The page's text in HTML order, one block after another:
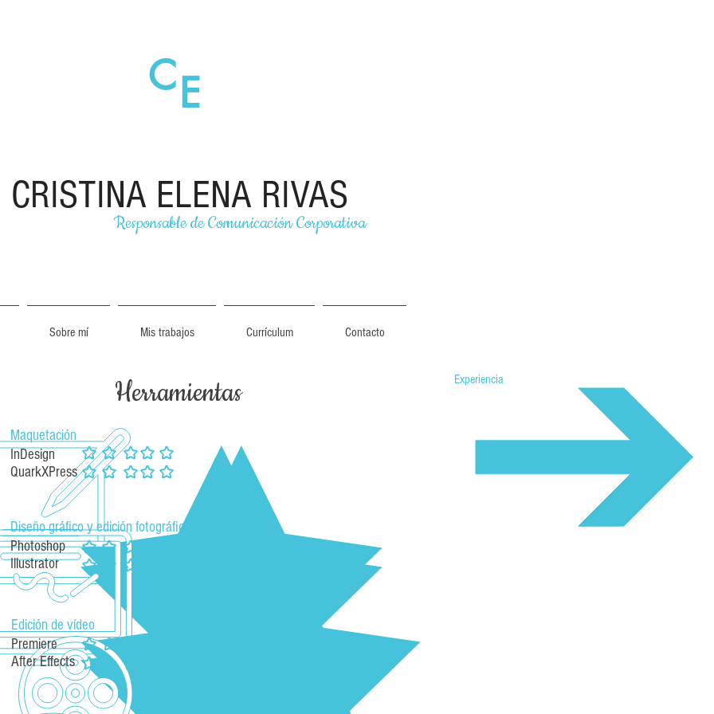
CE
CRISTINA ELENA RIVAS
Responsable de Comunicación Corporativa
Sobre mí Mis trabajos Currículum Contacto
Herramientas Experiencia
Maquetación
InDesign
QuarkXPress
Diseño gráfico y edición fotográfica
Photoshop
Illustrator
Edición de vídeo
Premiere
After Effects